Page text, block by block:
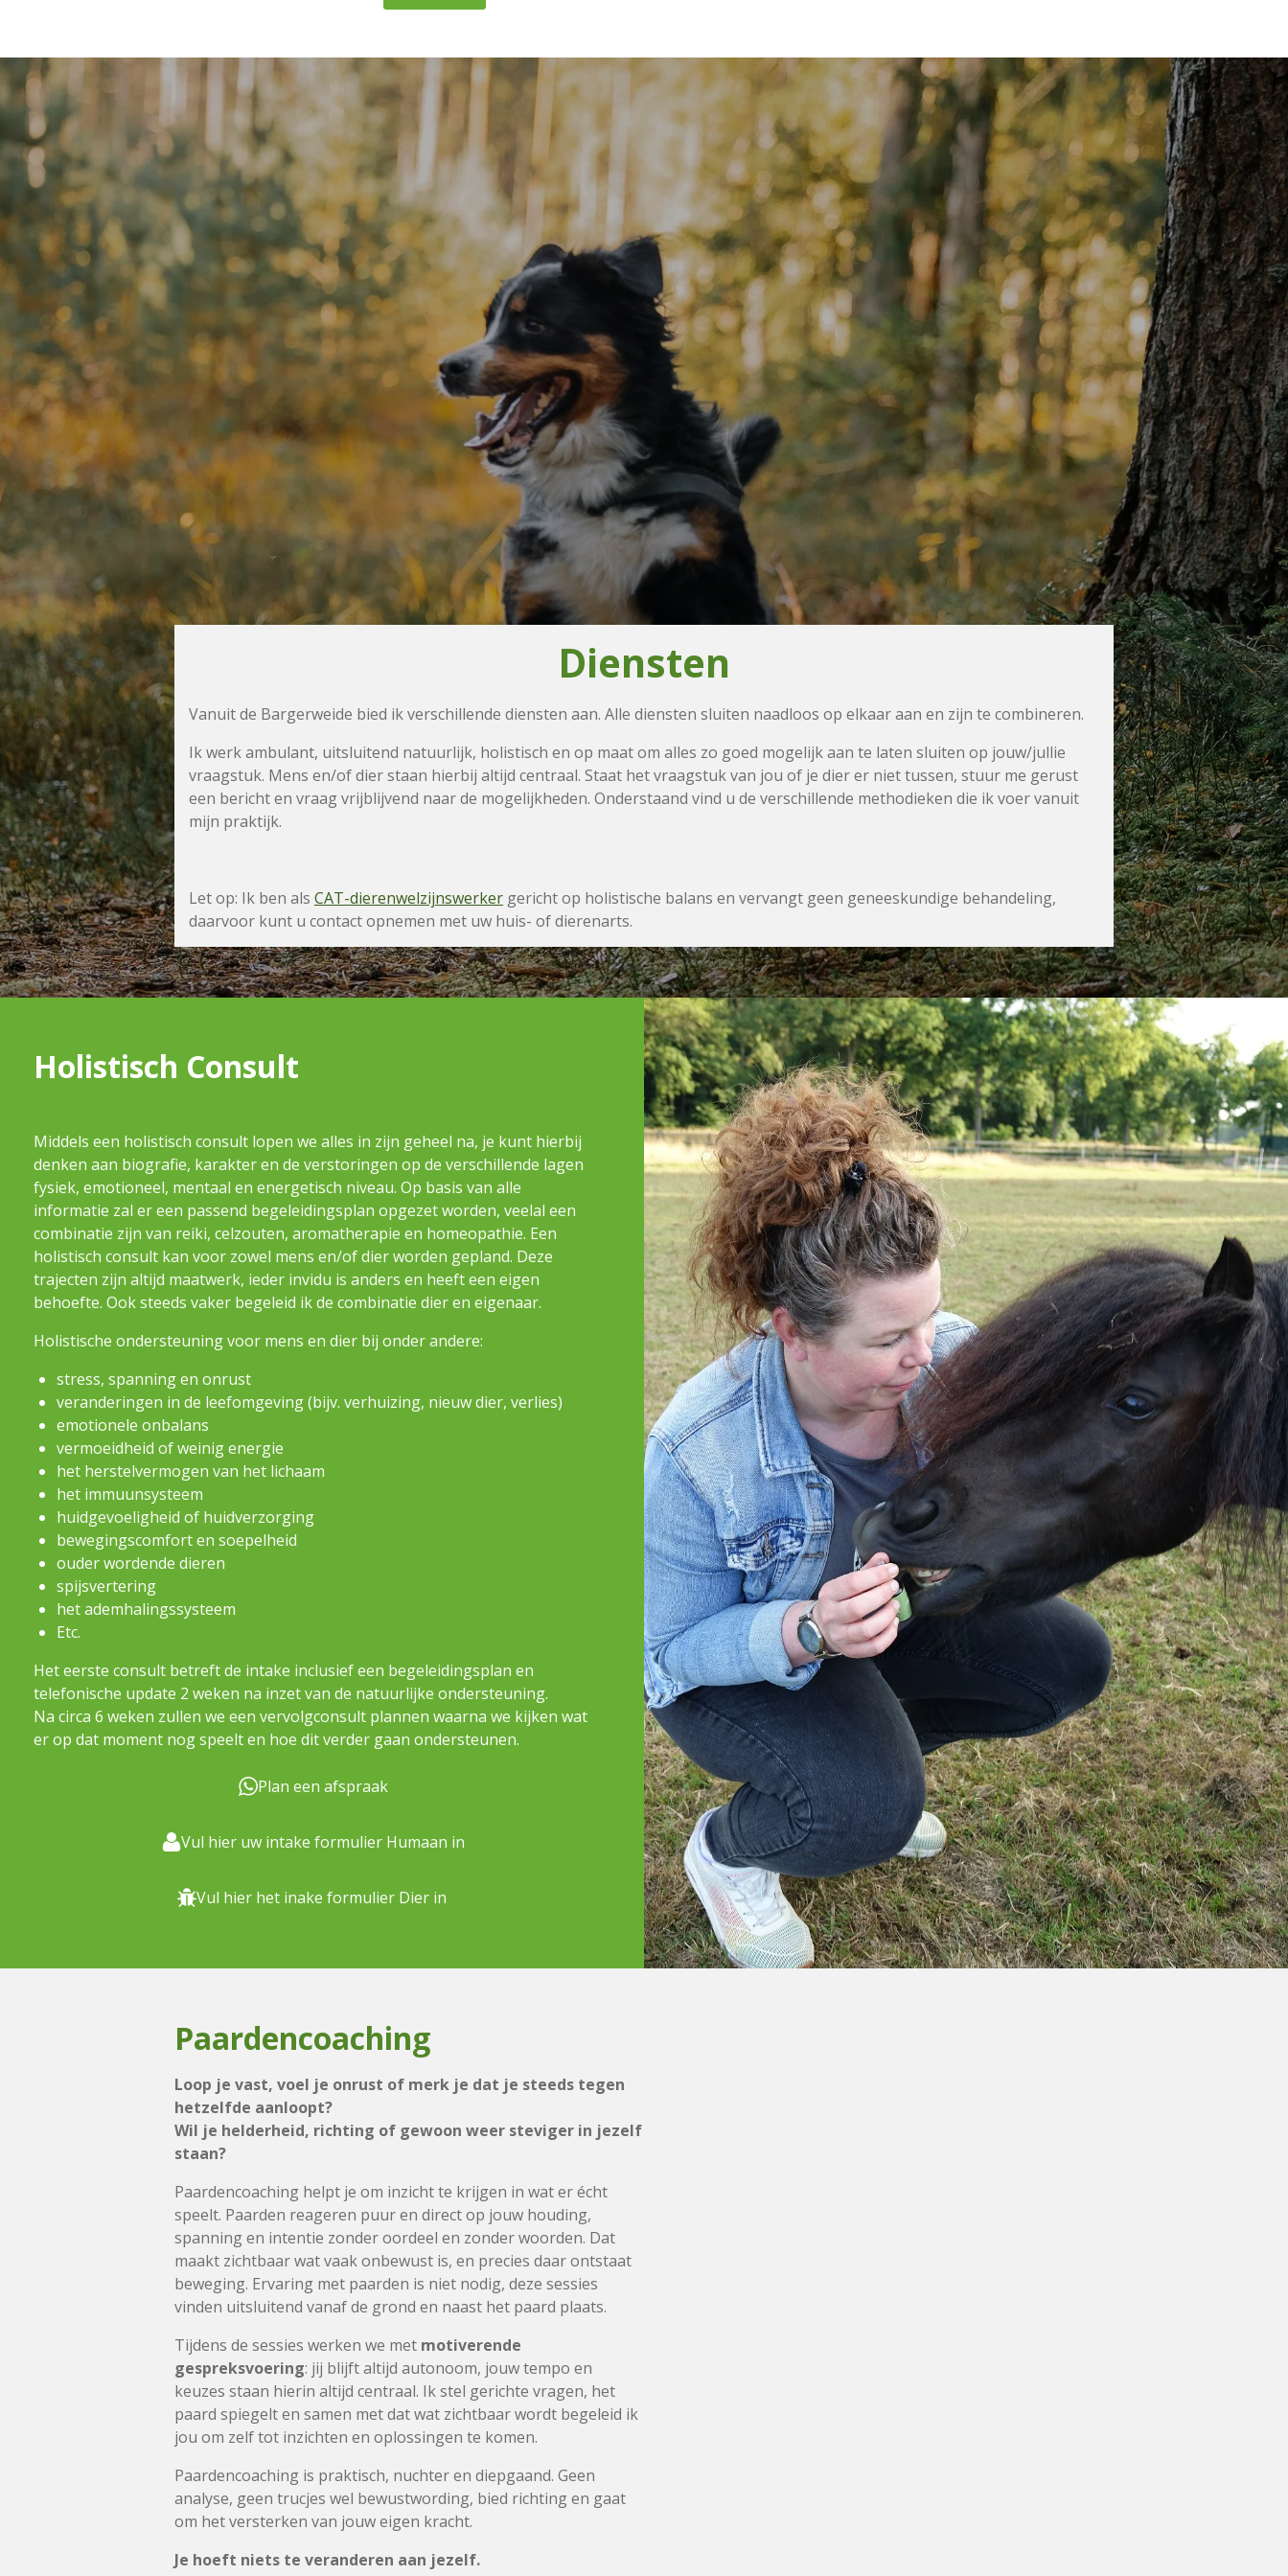
Diensten
Vanuit de Bargerweide bied ik verschillende diensten aan. Alle diensten sluiten naadloos op elkaar aan en zijn te combineren.
Ik werk ambulant, uitsluitend natuurlijk, holistisch en op maat om alles zo goed mogelijk aan te laten sluiten op jouw/jullie
vraagstuk. Mens en/of dier staan hierbij altijd centraal. Staat het vraagstuk van jou of je dier er niet tussen, stuur me gerust
een bericht en vraag vrijblijvend naar de mogelijkheden. Onderstaand vind u de verschillende methodieken die ik voer vanuit
mijn praktijk.
Let op: Ik ben als CAT-dierenwelzijnswerker gericht op holistische balans en vervangt geen geneeskundige behandeling,
daarvoor kunt u contact opnemen met uw huis- of dierenarts.
Holistisch Consult
Middels een holistisch consult lopen we alles in zijn geheel na, je kunt hierbij
denken aan biografie, karakter en de verstoringen op de verschillende lagen
fysiek, emotioneel, mentaal en energetisch niveau. Op basis van alle
informatie zal er een passend begeleidingsplan opgezet worden, veelal een
combinatie zijn van reiki, celzouten, aromatherapie en homeopathie. Een
holistisch consult kan voor zowel mens en/of dier worden gepland. Deze
trajecten zijn altijd maatwerk, ieder invidu is anders en heeft een eigen
behoefte. Ook steeds vaker begeleid ik de combinatie dier en eigenaar.
Holistische ondersteuning voor mens en dier bij onder andere:
stress, spanning en onrust
veranderingen in de leefomgeving (bijv. verhuizing, nieuw dier, verlies)
emotionele onbalans
vermoeidheid of weinig energie
het herstelvermogen van het lichaam
het immuunsysteem
huidgevoeligheid of huidverzorging
bewegingscomfort en soepelheid
ouder wordende dieren
spijsvertering
het ademhalingssysteem
Etc.
Het eerste consult betreft de intake inclusief een begeleidingsplan en
telefonische update 2 weken na inzet van de natuurlijke ondersteuning.
Na circa 6 weken zullen we een vervolgconsult plannen waarna we kijken wat
er op dat moment nog speelt en hoe dit verder gaan ondersteunen.
Plan een afspraak
Vul hier uw intake formulier Humaan in
Vul hier het inake formulier Dier in
Paardencoaching
Loop je vast, voel je onrust of merk je dat je steeds tegen
hetzelfde aanloopt?
Wil je helderheid, richting of gewoon weer steviger in jezelf
staan?
Paardencoaching helpt je om inzicht te krijgen in wat er écht
speelt. Paarden reageren puur en direct op jouw houding,
spanning en intentie zonder oordeel en zonder woorden. Dat
maakt zichtbaar wat vaak onbewust is, en precies daar ontstaat
beweging. Ervaring met paarden is niet nodig, deze sessies
vinden uitsluitend vanaf de grond en naast het paard plaats.
Tijdens de sessies werken we met motiverende
gespreksvoering: jij blijft altijd autonoom, jouw tempo en
keuzes staan hierin altijd centraal. Ik stel gerichte vragen, het
paard spiegelt en samen met dat wat zichtbaar wordt begeleid ik
jou om zelf tot inzichten en oplossingen te komen.
Paardencoaching is praktisch, nuchter en diepgaand. Geen
analyse, geen trucjes wel bewustwording, bied richting en gaat
om het versterken van jouw eigen kracht.
Je hoeft niets te veranderen aan jezelf.